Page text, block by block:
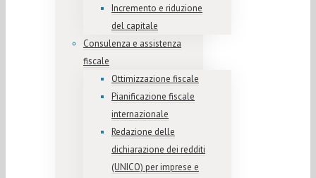
Incremento e riduzione
del capitale
Consulenza e assistenza
fiscale
Ottimizzazione fiscale
Pianificazione fiscale
internazionale
Redazione delle
dichiarazione dei redditi
(UNICO) per imprese e